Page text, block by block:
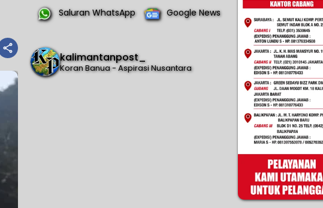
Saluran WhatsApp Google News
kalimantanpost_
Koran Banua - Aspirasi Nusantara